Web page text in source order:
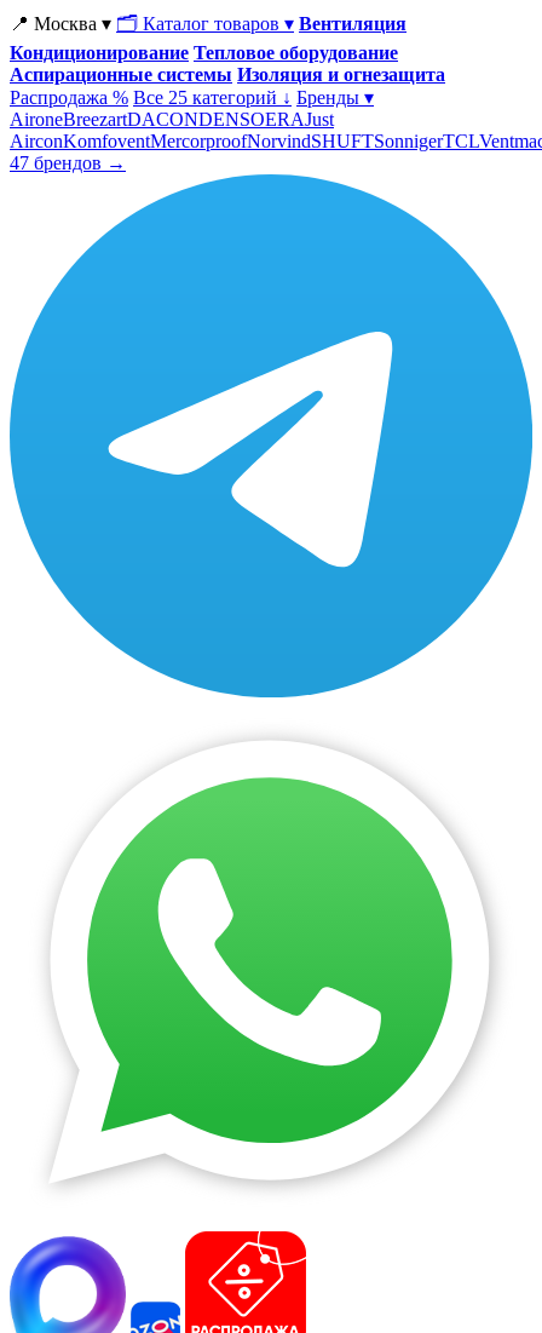
📍 Москва ▾ 🗂 Каталог товаров ▾ Вентиляция
Кондиционирование Тепловое оборудование
Аспирационные системы Изоляция и огнезащита
Распродажа % Все 25 категорий ↓ Бренды ▾
AironeBreezartDACONDENSOERAJust
AirconKomfoventMercorproofNorvindSHUFTSonnigerTCL
47 брендов →